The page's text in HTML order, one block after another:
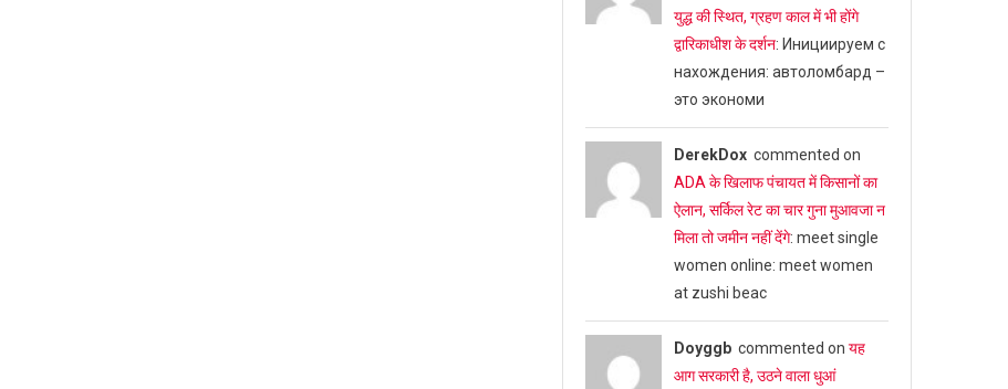
युद्ध की स्थित, ग्रहण काल में भी होंगे
द्वारिकाधीश के दर्शन: Инициируем с
нахождения: автоломбард –
это экономи
DerekDoxcommented on
ADA के खिलाफ पंचायत में किसानों का
ऐलान, सर्किल रेट का चार गुना मुआवजा न
मिला तो जमीन नहीं देंगे: meet single
women online: meet women
at zushi beac
Doyggbcommented on यह
आग सरकारी है, उठने वाला धुआं